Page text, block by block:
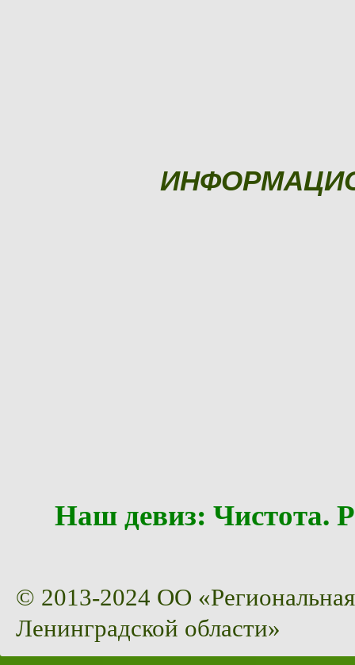
Наш девиз:
© 2013-2024 ОО
Ленинградской области»